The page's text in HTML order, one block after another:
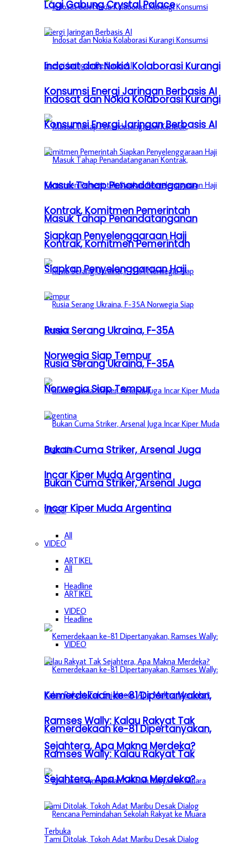
Indosat dan Nokia Kolaborasi Kurangi
Konsumsi Energi Jaringan Berbasis AI
Masuk Tahap Penandatanganan
Kontrak, Komitmen Pemerintah
Siapkan Penyelenggaraan Haji
Rusia Serang Ukraina, F-35A
Norwegia Siap Tempur
Bukan Cuma Striker, Arsenal Juga
Incar Kiper Muda Argentina
VIDEO
All
ARTIKEL
Headline
VIDEO
Kemerdekaan ke-81 Dipertanyakan,
Ramses Wally: Kalau Rakyat Tak
Sejahtera, Apa Makna Merdeka?
Lagi Gabung Crystal Palace
Indosat dan Nokia Kolaborasi Kurangi
Konsumsi Energi Jaringan Berbasis AI
Masuk Tahap Penandatanganan
Kontrak, Komitmen Pemerintah
Siapkan Penyelenggaraan Haji
Rusia Serang Ukraina, F-35A
Norwegia Siap Tempur
Bukan Cuma Striker, Arsenal Juga
Incar Kiper Muda Argentina
VIDEO
All
ARTIKEL
Headline
VIDEO
Kemerdekaan ke-81 Dipertanyakan,
Ramses Wally: Kalau Rakyat Tak
Sejahtera, Apa Makna Merdeka?